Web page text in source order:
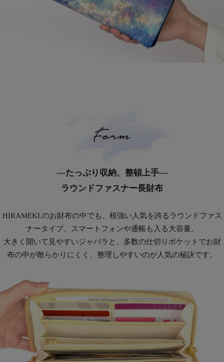
―たっぷり収納、整頓上手―
ラウンドファスナー長財布
HIRAMEKI.のお財布の中でも、根強い人気を誇るラウンドファス
ナータイプ。スマートフォンや通帳も入る大容量。
大きく開いて見やすいジャバラと、多数の仕切りポケットでお財
布の中が散らかりにくく、整理しやすいのが人気の秘訣です。